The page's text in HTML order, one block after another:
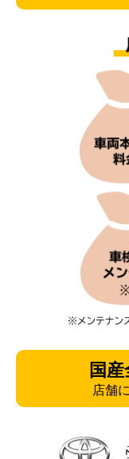
国
店舗